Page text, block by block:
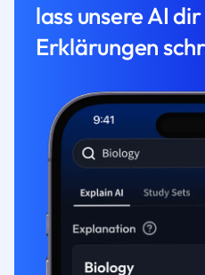
lass unsere AI
Erklärungen